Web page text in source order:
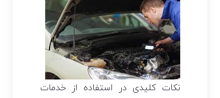
نکات کلیدی در استفاده از خدمات